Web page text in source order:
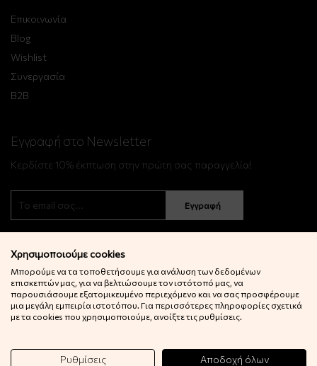
Επικοινωνία
Blog
Wishlist
Συνεργασία
B2B
Εγγραφή στο Newsletter
Κερδίστε 10% έκπτωση στην πρώτη σας παραγγελία!
Εγγραφή
© 2022 Little Big Things. Αll rights reserved.
Χρησιμοποιούμε cookies
Μπορούμε να τα τοποθετήσουμε για ανάλυση των δεδομένων
επισκεπτών μας, για να βελτιώσουμε τον ιστότοπό μας, να
παρουσιάσουμε εξατομικευμένο περιεχόμενο και να σας προσφέρουμε
μια μεγάλη εμπειρία ιστοτόπου. Για περισσότερες πληροφορίες σχετικά
με τα cookies που χρησιμοποιούμε, ανοίξτε τις ρυθμίσεις.
Ρυθμίσεις Αποδοχή όλων